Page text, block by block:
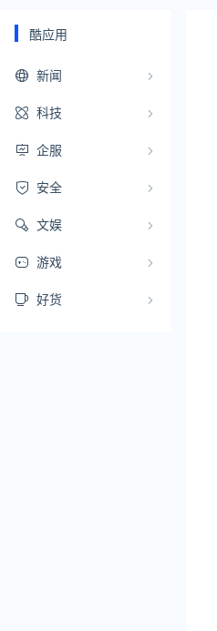
酷应用
新闻
科技
企服
安全
文娱
游戏
好货